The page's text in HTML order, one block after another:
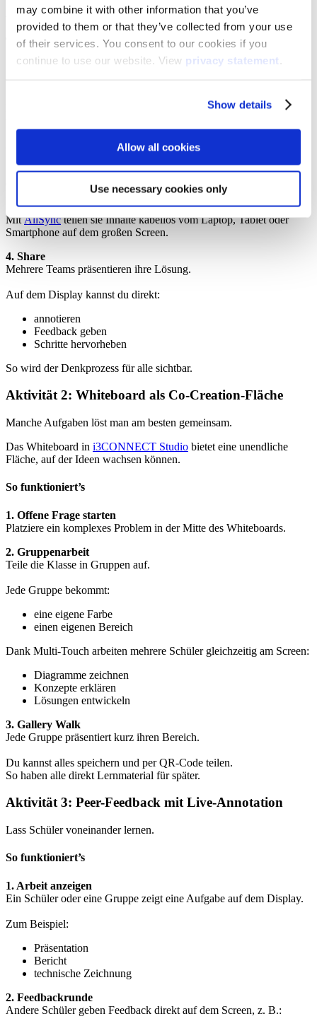
may combine it with other information that you’ve
provided to them or that they’ve collected from your use
of their services. You consent to our cookies if you
continue to use our website. View privacy statement
Show details
Allow all cookies
Use necessary cookies only
Aktivität 1: Datenbasierte Differenzierung
Think Pair Share 2.0
Beispiel: „Die meisten haben Frage 3 richtig beantwortet. Frage 5
In Zweierteams vergleichen sie ihre Lösungswege.
MitAllSyncteilen sie Inhalte kabellos vom Laptop, Tablet oder
Smartphone auf dem großen Screen.
4. Share
Mehrere Teams präsentieren ihre Lösung.
Auf dem Display kannst du direkt:
annotieren
Feedback geben
Schritte hervorheben
So wird der Denkprozess für alle sichtbar.
Aktivität 2: Whiteboard als Co-Creation-Fläche
Manche Aufgaben löst man am besten gemeinsam.
Das Whiteboard in i3CONNECT Studio bietet eine unendliche
Fläche, auf der Ideen wachsen können.
So funktioniert’s
1. Offene Frage starten
Platziere ein komplexes Problem in der Mitte des Whiteboards.
2. Gruppenarbeit
Teile die Klasse in Gruppen auf.
Jede Gruppe bekommt:
eine eigene Farbe
einen eigenen Bereich
Dank Multi-Touch arbeiten mehrere Schüler gleichzeitig am Screen:
Diagramme zeichnen
Konzepte erklären
Lösungen entwickeln
3. Gallery Walk
Jede Gruppe präsentiert kurz ihren Bereich.
Du kannst alles speichern und per QR-Code teilen.
So haben alle direkt Lernmaterial für später.
Aktivität 3: Peer-Feedback mit Live-Annotation
Lass Schüler voneinander lernen.
So funktioniert’s
1. Arbeit anzeigen
Ein Schüler oder eine Gruppe zeigt eine Aufgabe auf dem Display.
Zum Beispiel:
Präsentation
Bericht
technische Zeichnung
2. Feedbackrunde
Andere Schüler geben Feedback direkt auf dem Screen, z. B.: